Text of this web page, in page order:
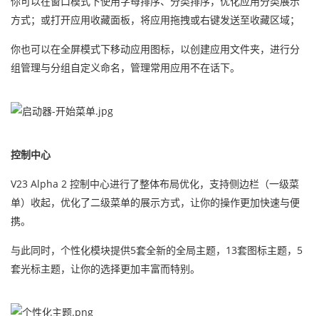
方式；或打开应用收藏面板，将应用拖拽或右键发送至收藏区域；
你也可以在全屏模式下移动应用图标，以创建应用文件夹，进行分
组管理与分组自定义命名，管理常用应用不在话下。
控制中心
V23 Alpha 2 控制中心进行了整体布局优化，支持侧边栏（一级菜
单）收起，优化了二级菜单的展示方式，让你的操作更加快速与便
携。
与此同时，个性化模块提供5套全新的全局主题，13套图标主题，5
套光标主题，让你的选择更加丰富而特别。